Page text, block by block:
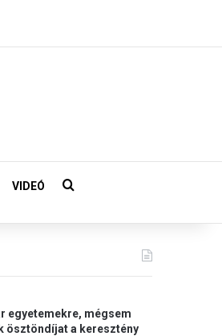
VIDEÓ Keresés:
egyetemekre, mégsem
ösztöndíjat a keresztény